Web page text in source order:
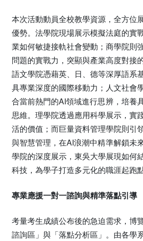
本次活動動員全校教學資源，全方位
優勢。法學院現場展示模擬法庭的實
業如何敏捷接軌社會變動；商學院則
問題的實戰力，突顯與產業高度對接
語文學院憑藉英、日、德等深厚語系
具專業深度的國際移動力；人文社會
合當前熱門的AI領域進行思辨，培養
思維。理學院透過應用科學展示，實
活的價值；而巨量資料管理學院則引
與智慧管理，在AI浪潮中精準解鎖未
學院的深度展示，東吳大學展現如何
科技，為學子打造多元化的職涯起跑
專業應援一對一諮詢與精準落點引導
考量考生成績公布後的急迫需求，博
諮詢區」與「落點分析區」。由各學